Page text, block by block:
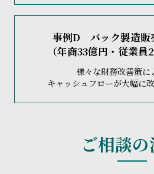
「月次決算」を徹底しま
した材料発注など多くのムダ
ステムを導入して、見積りか
も把握できるよう
度も精度も格段に向上しまし
当事務所は毎年のように一部
いたのですが、実行されずに
損が顕在化するのを躊躇され
後継者が決まったタイミングで
作成を提案し、社長・後継者
工場売却によって一時的に債
による借入返済、
当事務所のホームページを閲
算診断提案書」の依頼を受け
業5年目から業績が伸び悩んで
当事務所は、早速、「決算診
問題点を指摘したところ、社
7名の社長・幹部と一緒に計6
事例D バック製造販
（年商33億円・従業員
様々な財務改善策に
キャッシュフローが大幅に
事業承継後の業績低迷を心配
で、コンサルタントと一緒に
ご相談